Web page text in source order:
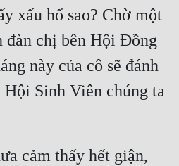
xấu hổ sao? Chờ một
đàn chị bên Hội Đồng
này của cô sẽ đánh
Hội Sinh Viên chúng ta
cảm thấy hết giận,